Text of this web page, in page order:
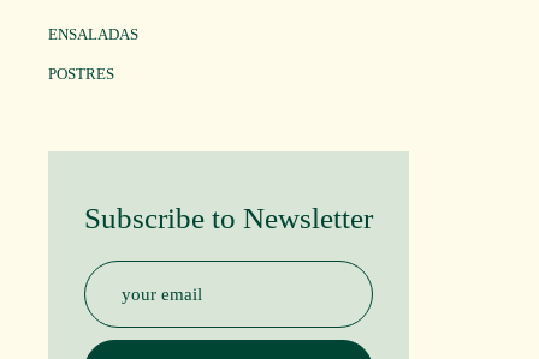
ENSALADAS
POSTRES
Subscribe to Newsletter